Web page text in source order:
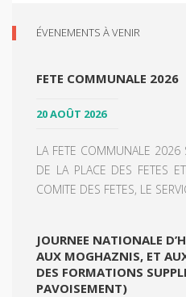
ÉVENEMENTS À VENIR
FETE COMMUNALE 2026
20 AOÛT 2026
LA FETE COMMUNALE 2026
DE LA PLACE DES FETES
COMITE DES FETES, LE
JOURNEE NATIONALE
AUX MOGHAZNIS, ET
DES FORMATIONS
PAVOISEMENT)